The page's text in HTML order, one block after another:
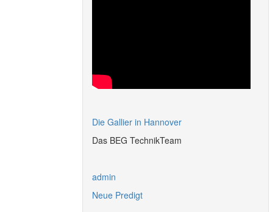
Die Gallier in Hannover
Das BEG TechnikTeam
admin
Neue Predigt